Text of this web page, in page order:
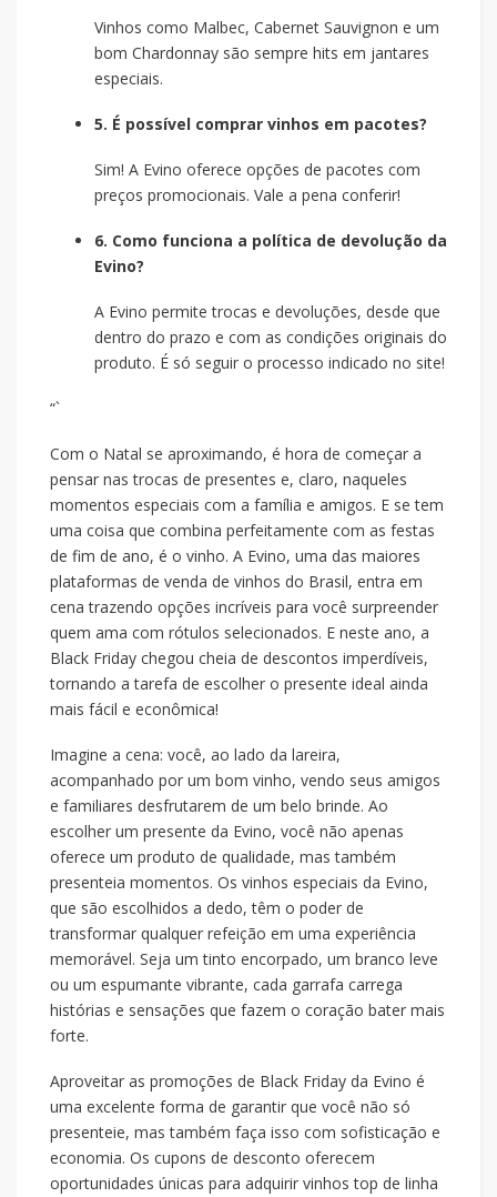
Vinhos como Malbec, Cabernet Sauvignon e um
bom Chardonnay são sempre hits em jantares
especiais.
5. É possível comprar vinhos em pacotes?
Sim! A Evino oferece opções de pacotes com
preços promocionais. Vale a pena conferir!
6. Como funciona a política de devolução da
Evino?
A Evino permite trocas e devoluções, desde que
dentro do prazo e com as condições originais do
produto. É só seguir o processo indicado no site!
“`
Com o Natal se aproximando, é hora de começar a
pensar nas trocas de presentes e, claro, naqueles
momentos especiais com a família e amigos. E se tem
uma coisa que combina perfeitamente com as festas
de fim de ano, é o vinho. A Evino, uma das maiores
plataformas de venda de vinhos do Brasil, entra em
cena trazendo opções incríveis para você surpreender
quem ama com rótulos selecionados. E neste ano, a
Black Friday chegou cheia de descontos imperdíveis,
tornando a tarefa de escolher o presente ideal ainda
mais fácil e econômica!
Imagine a cena: você, ao lado da lareira,
acompanhado por um bom vinho, vendo seus amigos
e familiares desfrutarem de um belo brinde. Ao
escolher um presente da Evino, você não apenas
oferece um produto de qualidade, mas também
presenteia momentos. Os vinhos especiais da Evino,
que são escolhidos a dedo, têm o poder de
transformar qualquer refeição em uma experiência
memorável. Seja um tinto encorpado, um branco leve
ou um espumante vibrante, cada garrafa carrega
histórias e sensações que fazem o coração bater mais
forte.
Aproveitar as promoções de Black Friday da Evino é
uma excelente forma de garantir que você não só
presenteie, mas também faça isso com sofisticação e
economia. Os cupons de desconto oferecem
oportunidades únicas para adquirir vinhos top de linha